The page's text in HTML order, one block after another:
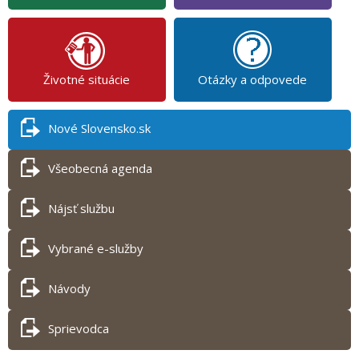
Životné situácie Otázky a odpovede
Nové Slovensko.sk
Všeobecná agenda
Nájsť službu
Vybrané e-služby
Návody
Sprievodca